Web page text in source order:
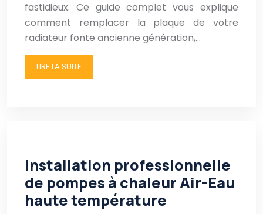
fastidieux. Ce guide complet vous explique
comment remplacer la plaque de votre
radiateur fonte ancienne génération,…
LIRE LA SUITE
Installation professionnelle
de pompes à chaleur Air-Eau
haute température